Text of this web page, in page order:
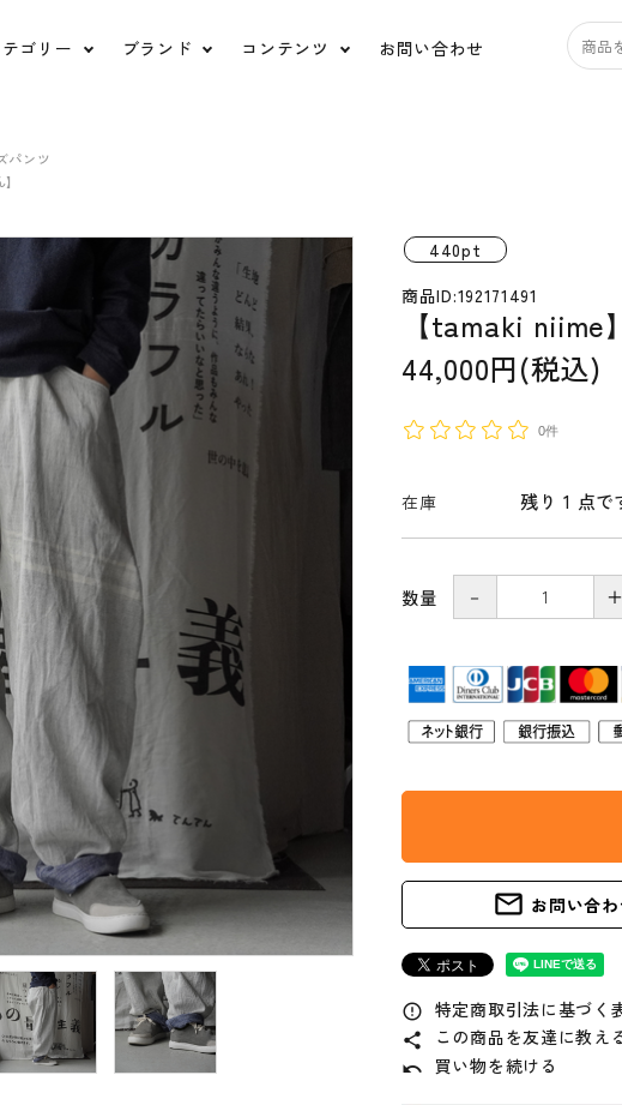
ゴリー
衣類
ブランド
HUIS. tamaki niime
ルポデミディオリジナ 糸と色
Ippo ippo(イッポイッポ)
ko'da-style
HARIO Lampwork
Factory
宮田織物
田中帽子店
かもしか道具店
(トウジキト
工房アイザワ
雅竹
ボディクレイ
コンテンツ お問い合わせ
パンツ
440pt
商品ID:192171491
【tamaki
44,000円(税込)
0件
在庫 残り 1 点で
数量 －
mail_outline お問い合
error_outline 特定商取引法に基づく
share この商品を友達に教え
undo 買い物を続ける